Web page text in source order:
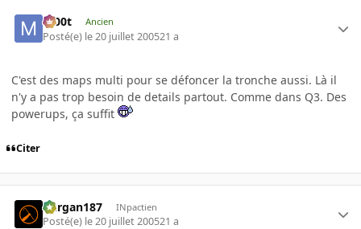
m00t Ancien
Posté(e) le 20 juillet 200521 a
C'est des maps multi pour se défoncer la tronche aussi. Là il
n'y a pas trop besoin de details partout. Comme dans Q3. Des
powerups, ça suffit
Citer
kurgan187 INpactien
Posté(e) le 20 juillet 200521 a